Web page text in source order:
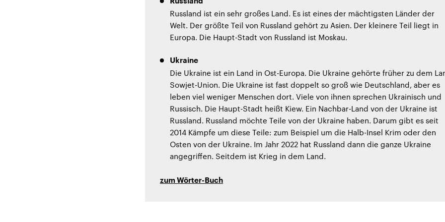
Russland ist ein sehr großes Land. Es ist eines der mächtigsten Länder der
Welt. Der größte Teil von Russland gehört zu Asien. Der kleinere Teil liegt in
Europa. Die Haupt-Stadt von Russland ist Moskau.
Ukraine
Die Ukraine ist ein Land in Ost-Europa. Die Ukraine gehörte früher zu dem
Sowjet-Union. Die Ukraine ist fast doppelt so groß wie Deutschland, aber es
leben viel weniger Menschen dort. Viele von ihnen sprechen Ukrainisch und
Russisch. Die Haupt-Stadt heißt Kiew. Ein Nachbar-Land von der Ukraine ist
Russland. Russland möchte Teile von der Ukraine haben. Darum gibt es seit
2014 Kämpfe um diese Teile: zum Beispiel um die Halb-Insel Krim oder den
Osten von der Ukraine. Im Jahr 2022 hat Russland dann die ganze Ukraine
angegriffen. Seitdem ist Krieg in dem Land.
zum Wörter-Buch